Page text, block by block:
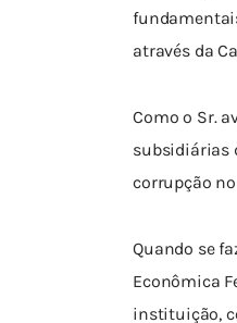
através da
Como o Sr.
subsidiárias
corrupção
Quando se
Econômica
instituição,